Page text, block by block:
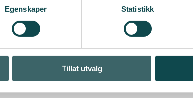
Egenskaper Statistikk
Tillat utvalg